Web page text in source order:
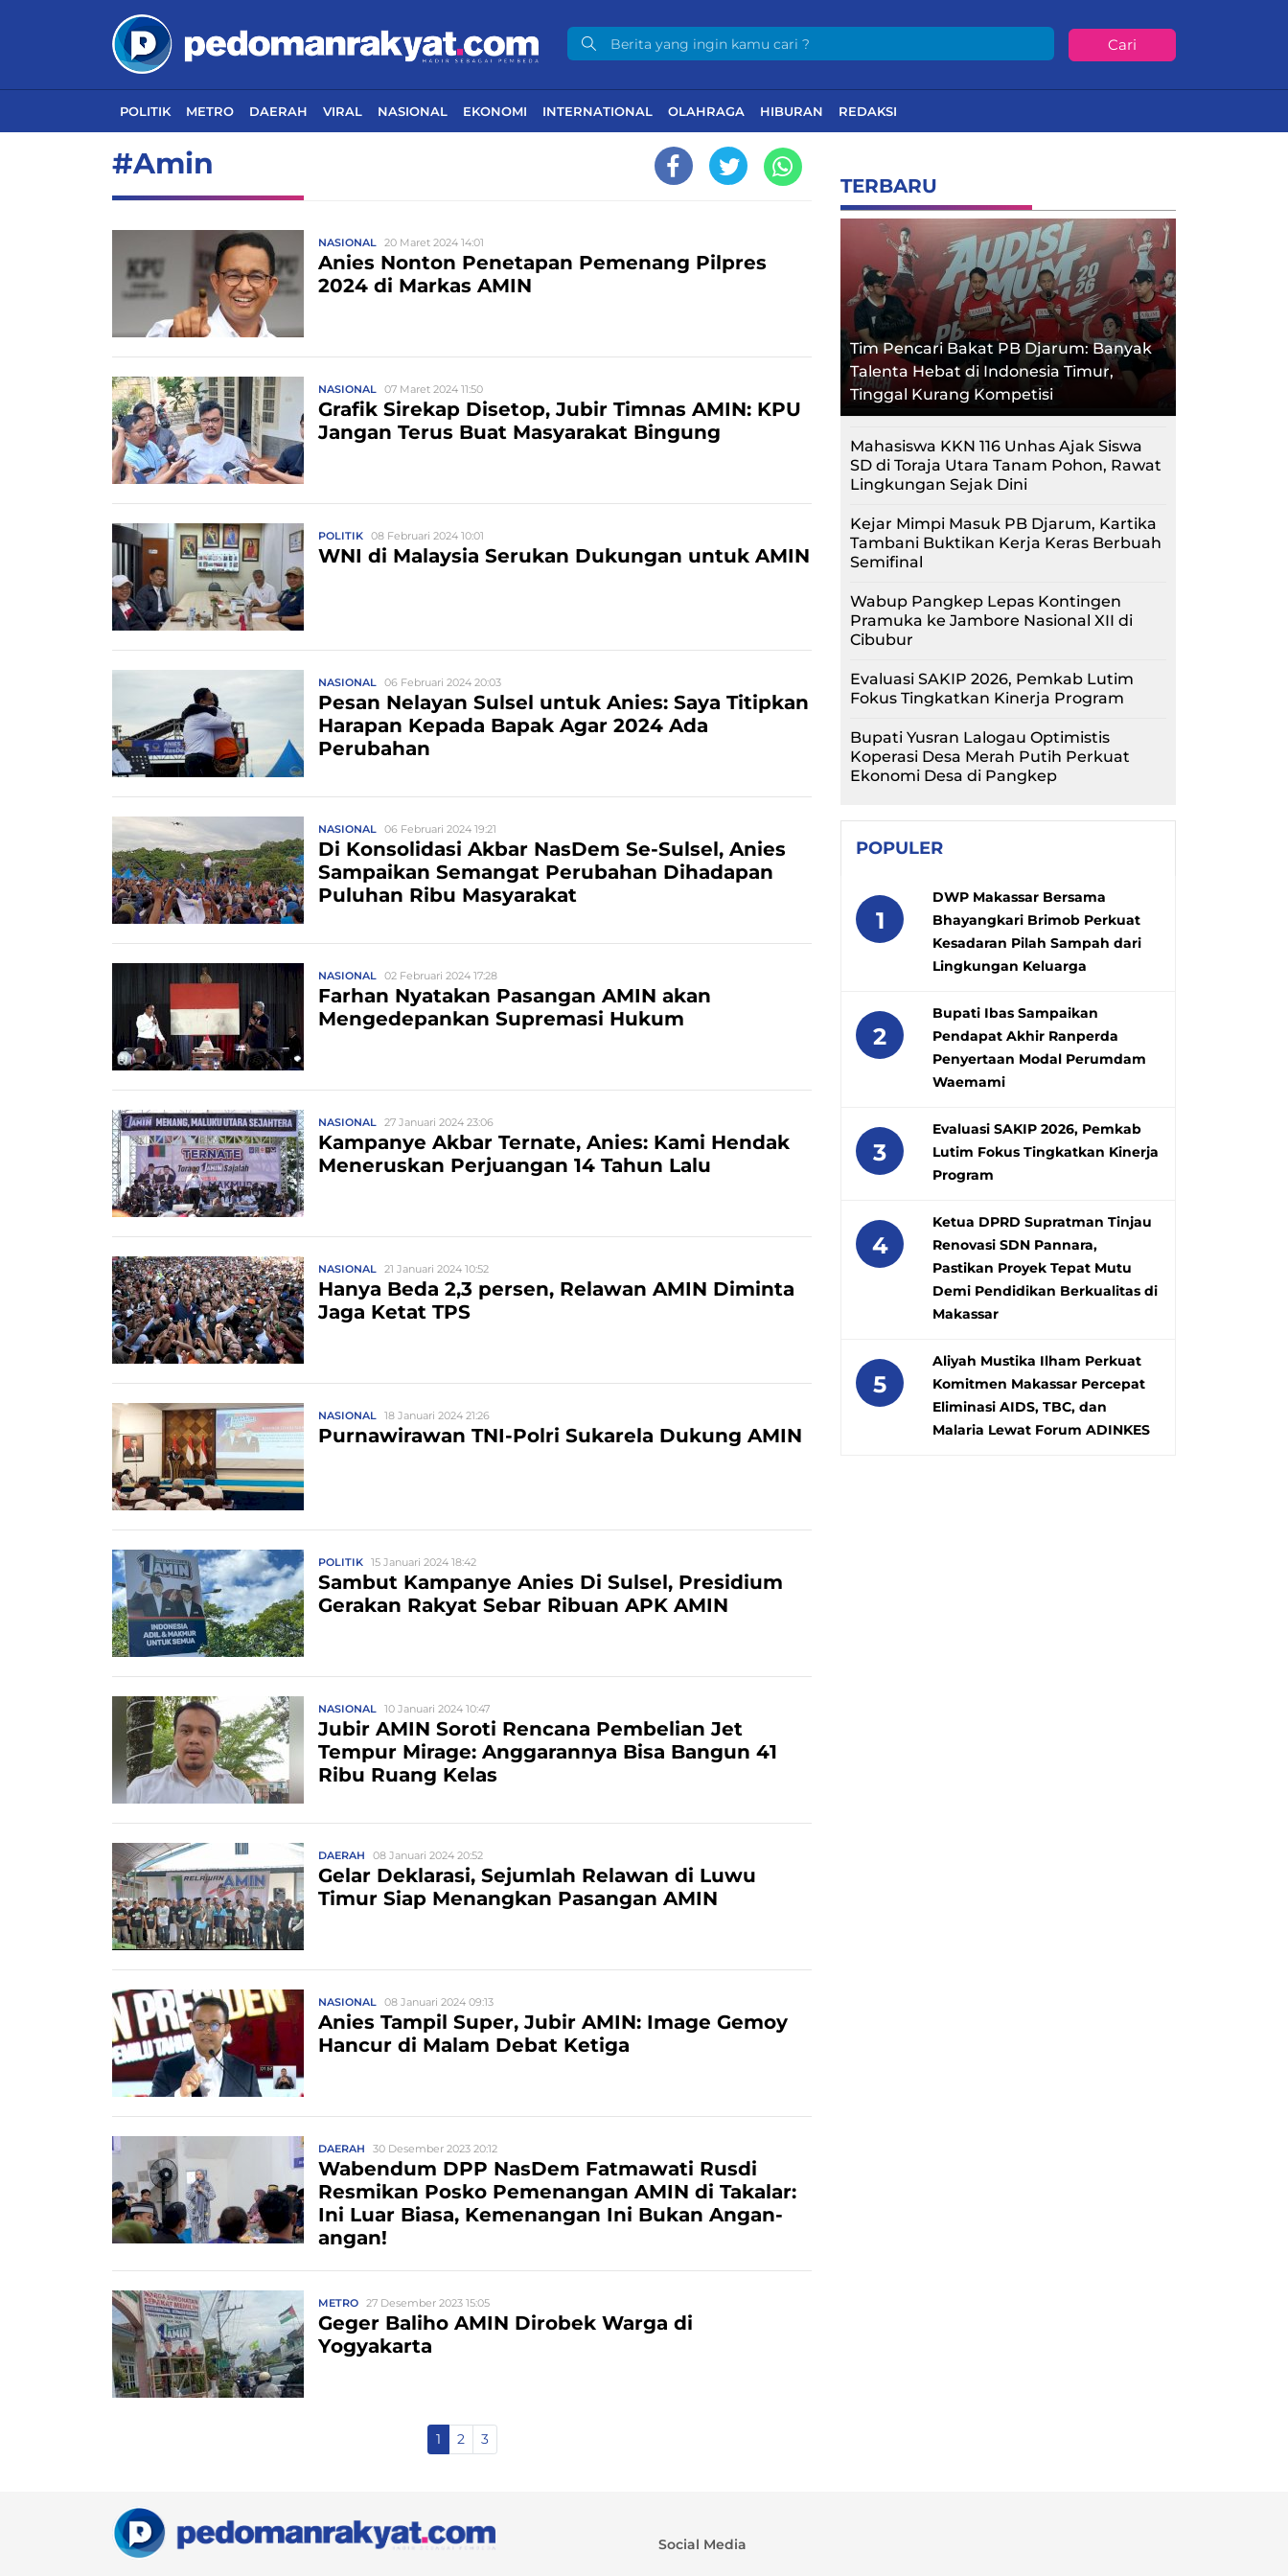
Cari
POLITIK METRO DAERAH VIRAL NASIONAL EKONOMI INTERNATIONAL OLAHRAGA HIBURAN REDAKSI
#Amin
NASIONAL 20 Maret 2024 14:01
Anies Nonton Penetapan Pemenang Pilpres
2024 di Markas AMIN
NASIONAL 07 Maret 2024 11:50
Grafik Sirekap Disetop, Jubir Timnas AMIN: KPU
Jangan Terus Buat Masyarakat Bingung
POLITIK 08 Februari 2024 10:01
WNI di Malaysia Serukan Dukungan untuk AMIN
NASIONAL 06 Februari 2024 20:03
Pesan Nelayan Sulsel untuk Anies: Saya Titipkan
Harapan Kepada Bapak Agar 2024 Ada
Perubahan
NASIONAL 06 Februari 2024 19:21
Di Konsolidasi Akbar NasDem Se-Sulsel, Anies
Sampaikan Semangat Perubahan Dihadapan
Puluhan Ribu Masyarakat
NASIONAL 02 Februari 2024 17:28
Farhan Nyatakan Pasangan AMIN akan
Mengedepankan Supremasi Hukum
NASIONAL 27 Januari 2024 23:06
Kampanye Akbar Ternate, Anies: Kami Hendak
Meneruskan Perjuangan 14 Tahun Lalu
NASIONAL 21 Januari 2024 10:52
Hanya Beda 2,3 persen, Relawan AMIN Diminta
Jaga Ketat TPS
NASIONAL 18 Januari 2024 21:26
Purnawirawan TNI-Polri Sukarela Dukung AMIN
POLITIK 15 Januari 2024 18:42
Sambut Kampanye Anies Di Sulsel, Presidium
Gerakan Rakyat Sebar Ribuan APK AMIN
NASIONAL 10 Januari 2024 10:47
Jubir AMIN Soroti Rencana Pembelian Jet
Tempur Mirage: Anggarannya Bisa Bangun 41
Ribu Ruang Kelas
DAERAH 08 Januari 2024 20:52
Gelar Deklarasi, Sejumlah Relawan di Luwu
Timur Siap Menangkan Pasangan AMIN
NASIONAL 08 Januari 2024 09:13
Anies Tampil Super, Jubir AMIN: Image Gemoy
Hancur di Malam Debat Ketiga
DAERAH 30 Desember 2023 20:12
Wabendum DPP NasDem Fatmawati Rusdi
Resmikan Posko Pemenangan AMIN di Takalar:
Ini Luar Biasa, Kemenangan Ini Bukan Angan-
angan!
METRO 27 Desember 2023 15:05
Geger Baliho AMIN Dirobek Warga di
Yogyakarta
1 2 3
TERBARU
Tim Pencari Bakat PB Djarum: Banyak
Talenta Hebat di Indonesia Timur,
Tinggal Kurang Kompetisi
Mahasiswa KKN 116 Unhas Ajak Siswa
SD di Toraja Utara Tanam Pohon, Rawat
Lingkungan Sejak Dini
Kejar Mimpi Masuk PB Djarum, Kartika
Tambani Buktikan Kerja Keras Berbuah
Semifinal
Wabup Pangkep Lepas Kontingen
Pramuka ke Jambore Nasional XII di
Cibubur
Evaluasi SAKIP 2026, Pemkab Lutim
Fokus Tingkatkan Kinerja Program
Bupati Yusran Lalogau Optimistis
Koperasi Desa Merah Putih Perkuat
Ekonomi Desa di Pangkep
POPULER
1
DWP Makassar Bersama
Bhayangkari Brimob Perkuat
Kesadaran Pilah Sampah dari
Lingkungan Keluarga
2
Bupati Ibas Sampaikan
Pendapat Akhir Ranperda
Penyertaan Modal Perumdam
Waemami
3
Evaluasi SAKIP 2026, Pemkab
Lutim Fokus Tingkatkan Kinerja
Program
4
Ketua DPRD Supratman Tinjau
Renovasi SDN Pannara,
Pastikan Proyek Tepat Mutu
Demi Pendidikan Berkualitas di
Makassar
5
Aliyah Mustika Ilham Perkuat
Komitmen Makassar Percepat
Eliminasi AIDS, TBC, dan
Malaria Lewat Forum ADINKES
Social Media